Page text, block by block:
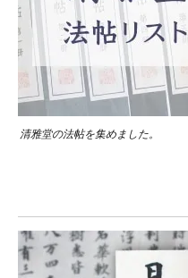
清雅堂の法帖を集めました。